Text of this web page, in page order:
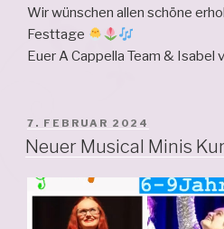
Wir wünschen allen schöne
Festtage
Euer A Cappella Team & Isabel
VERÖFFENTLICHT
AM
7. FEBRUAR 2024
Neuer Musical Minis